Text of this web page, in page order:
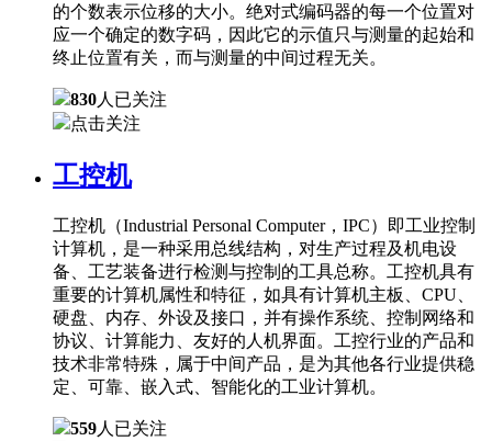
的个数表示位移的大小。绝对式编码器的每一个位置对
应一个确定的数字码，因此它的示值只与测量的起始和
终止位置有关，而与测量的中间过程无关。
830人已关注
点击关注
工控机
工控机（Industrial Personal Computer，IPC）即工业控制
计算机，是一种采用总线结构，对生产过程及机电设
备、工艺装备进行检测与控制的工具总称。工控机具有
重要的计算机属性和特征，如具有计算机主板、CPU、
硬盘、内存、外设及接口，并有操作系统、控制网络和
协议、计算能力、友好的人机界面。工控行业的产品和
技术非常特殊，属于中间产品，是为其他各行业提供稳
定、可靠、嵌入式、智能化的工业计算机。
559人已关注